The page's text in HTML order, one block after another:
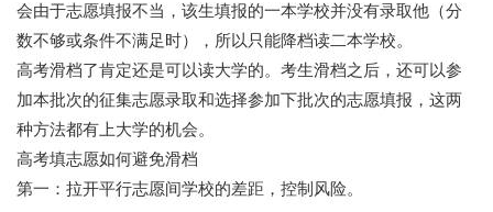
会由于志愿填报不当，该生填报的一本学校并没有录取他（分
数不够或条件不满足时），所以只能降档读二本学校。
高考滑档了肯定还是可以读大学的。考生滑档之后，还可以参
加本批次的征集志愿录取和选择参加下批次的志愿填报，这两
种方法都有上大学的机会。
高考填志愿如何避免滑档
第一：拉开平行志愿间学校的差距，控制风险。